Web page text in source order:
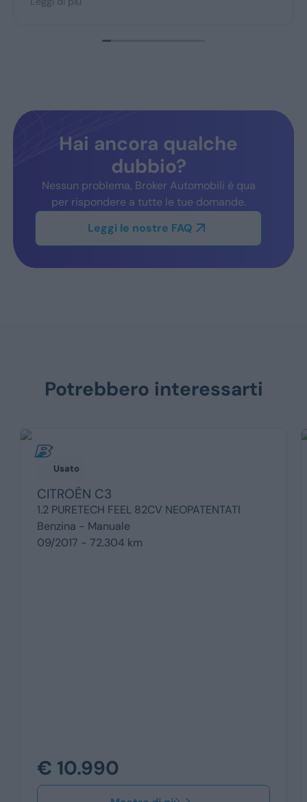
consigliato dai clienti fedeli,
Hai ancora qualche
dubbio?
Nessun problema, Broker Automobili è qua
per rispondere a tutte le tue domande.
Leggi le nostre FAQ
Potrebbero interessarti
Usato
CITROËN C3
1.2 PURETECH FEEL 82CV NEOPATENTATI
Benzina - Manuale
09/2017 - 72.304 km
€ 10.990